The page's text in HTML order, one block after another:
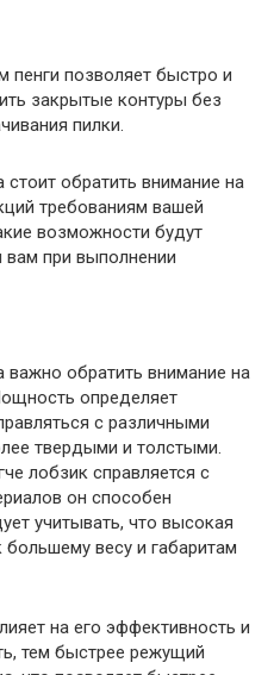
пенги позволяет быстро и
закрытые контуры без
пилки.
обратить внимание на
требованиям вашей
возможности будут
при выполнении
обратить внимание на
определяет
с различными
твердыми и толстыми.
лобзик справляется с
он способен
учитывать, что высокая
весу и габаритам
на его эффективность и
тем быстрее режущий